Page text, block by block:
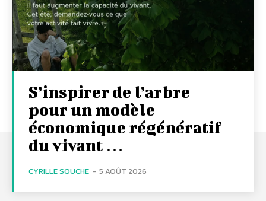
S’inspirer de l’arbre
pour un modèle
économique régénératif
du vivant …
CYRILLE SOUCHE - 5 AOÛT 2026